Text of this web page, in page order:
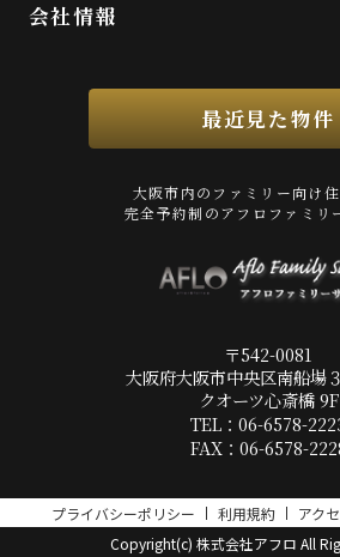
会社情報
最近見た物件
大阪市内のファミリー向け
完全予約制のアフロファミリ
〒542-0081
大阪府大阪市中央区南船場
クオーツ心斎橋 9F
TEL：06-6578-
FAX：06-6578-
プライバシーポリシー 利用規約 アク
Copyright(c) 株式会社アフロ All